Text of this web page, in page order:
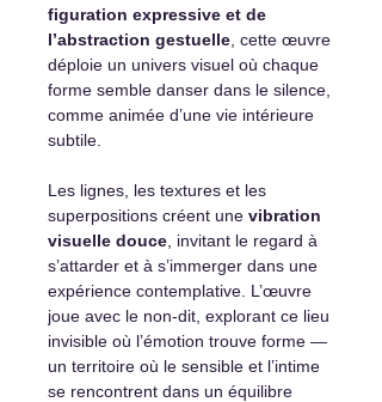
figuration expressive et de
l’abstraction gestuelle , cette œuvre
déploie un univers visuel où chaque
forme semble danser dans le silence,
comme animée d’une vie intérieure
subtile.
Les lignes, les textures et les
superpositions créent une vibration
visuelle douce , invitant le regard à
s’attarder et à s’immerger dans une
expérience contemplative. L’œuvre
joue avec le non-dit, explorant ce lieu
invisible où l’émotion trouve forme —
un territoire où le sensible et l’intime
se rencontrent dans un équilibre